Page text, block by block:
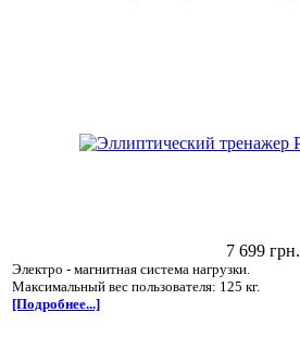
7 699 грн.
Электро - магнитная система нагрузки.
Максимальный вес пользователя: 125 кг.
[Подробнее...]